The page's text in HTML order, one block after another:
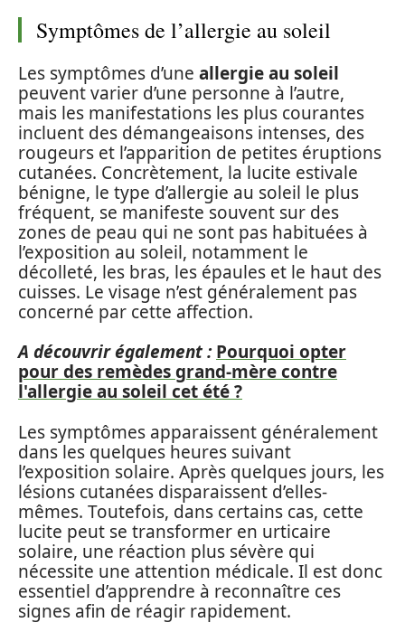
Symptômes de l’allergie au soleil
Les symptômes d’une allergie au soleil
peuvent varier d’une personne à l’autre,
mais les manifestations les plus courantes
incluent des démangeaisons intenses, des
rougeurs et l’apparition de petites éruptions
cutanées. Concrètement, la lucite estivale
bénigne, le type d’allergie au soleil le plus
fréquent, se manifeste souvent sur des
zones de peau qui ne sont pas habituées à
l’exposition au soleil, notamment le
décolleté, les bras, les épaules et le haut des
cuisses. Le visage n’est généralement pas
concerné par cette affection.
A découvrir également : Pourquoi opter
pour des remèdes grand-mère contre
l'allergie au soleil cet été ?
Les symptômes apparaissent généralement
dans les quelques heures suivant
l’exposition solaire. Après quelques jours, les
lésions cutanées disparaissent d’elles-
mêmes. Toutefois, dans certains cas, cette
lucite peut se transformer en urticaire
solaire, une réaction plus sévère qui
nécessite une attention médicale. Il est donc
essentiel d’apprendre à reconnaître ces
signes afin de réagir rapidement.